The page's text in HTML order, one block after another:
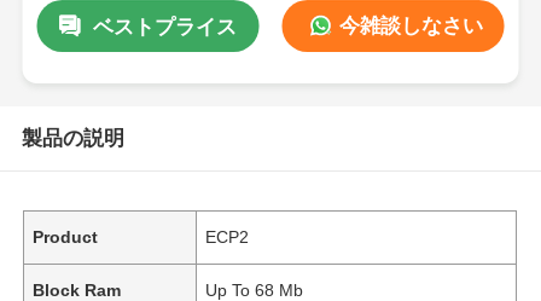
ベストプライス 今雑談しなさい
製品の説明
Product ECP2
Block Ram Up To 68 Mb